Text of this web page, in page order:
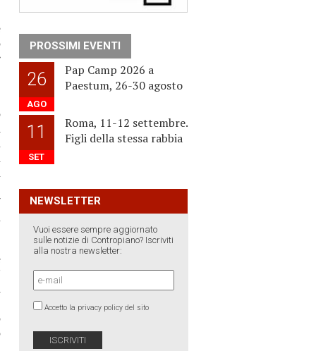
PROSSIMI EVENTI
26
AGO
Pap Camp 2026 a
Paestum, 26-30 agosto
11
SET
Roma, 11-12 settembre.
Figli della stessa rabbia
NEWSLETTER
Vuoi essere sempre aggiornato
sulle notizie di Contropiano? Iscriviti
alla nostra newsletter:
Accetto la privacy policy del sito